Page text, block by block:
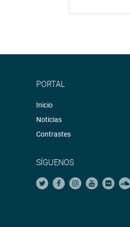
PORTAL
Inicio
Noticias
Contrastes
SÍGUENOS